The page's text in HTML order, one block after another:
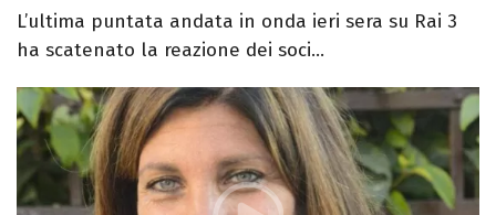
L’ultima puntata andata in onda ieri sera su Rai 3
ha scatenato la reazione dei soci...